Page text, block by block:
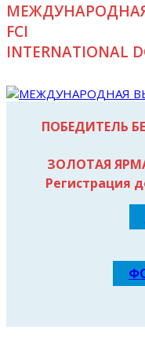
WORLD WINNER
TRINITY AVE MUZA,
МЕЖДУНАРОДНАЯ
FCI
INTERNATIONAL
ПОБЕДИТЕЛЬ
ЗОЛОТАЯ
Регистрация